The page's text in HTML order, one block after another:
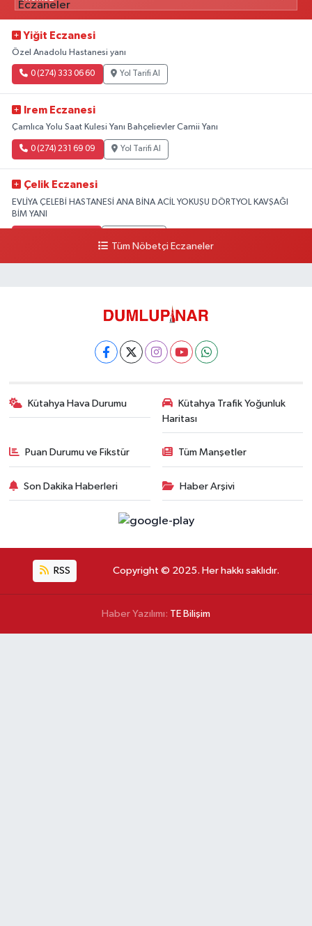
Yiğit Eczanesi
Özel Anadolu Hastanesi yanı
0 (274) 333 06 60 Yol Tarifi Al
Irem Eczanesi
Çamlıca Yolu Saat Kulesi Yanı Bahçelievler Camii Yanı
0 (274) 231 69 09 Yol Tarifi Al
Çelik Eczanesi
EVLİYA ÇELEBİ HASTANESİ ANA BİNA ACİL YOKUŞU DÖRTYOL KAVŞAĞI
BİM YANI
Tüm Nöbetçi Eczaneler
Kütahya Hava Durumu
Kütahya Trafik Yoğunluk
Haritası
Puan Durumu ve Fikstür Tüm Manşetler
Son Dakika Haberleri Haber Arşivi
RSS Copyright © 2025. Her hakkı saklıdır.
Haber Yazılımı: TE Bilişim